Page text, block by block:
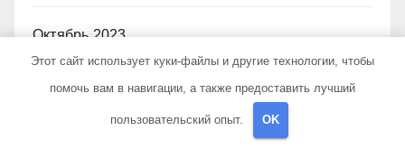
Октябрь 2023
Август 2023
Этот сайт использует куки-файлы и другие технологии, чтобы
помочь вам в навигации, а также предоставить лучший
пользовательский опыт. OK